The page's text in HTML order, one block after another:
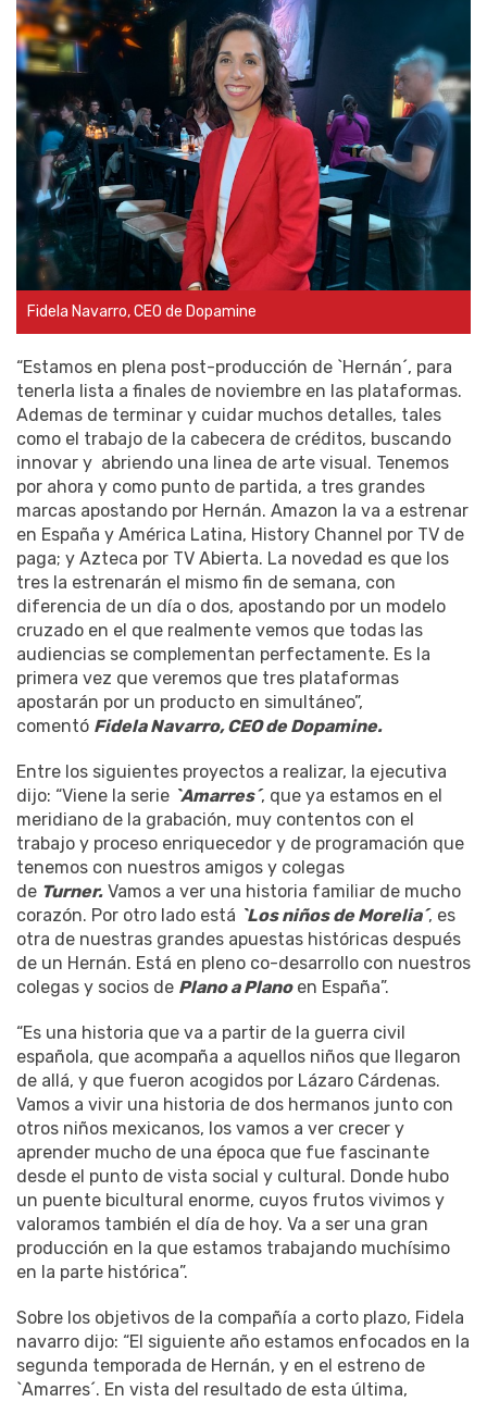
Fidela Navarro, CEO de Dopamine
“Estamos en plena post-producción de `Hernán´, para
tenerla lista a finales de noviembre en las plataformas.
Ademas de terminar y cuidar muchos detalles, tales
como el trabajo de la cabecera de créditos, buscando
innovar y abriendo una linea de arte visual. Tenemos
por ahora y como punto de partida, a tres grandes
marcas apostando por Hernán. Amazon la va a estrenar
en España y América Latina, History Channel por TV de
paga; y Azteca por TV Abierta. La novedad es que los
tres la estrenarán el mismo fin de semana, con
diferencia de un día o dos, apostando por un modelo
cruzado en el que realmente vemos que todas las
audiencias se complementan perfectamente. Es la
primera vez que veremos que tres plataformas
apostarán por un producto en simultáneo”,
comentó Fidela Navarro, CEO de Dopamine.
Entre los siguientes proyectos a realizar, la ejecutiva
dijo: “Viene la serie `Amarres´, que ya estamos en el
meridiano de la grabación, muy contentos con el
trabajo y proceso enriquecedor y de programación que
tenemos con nuestros amigos y colegas
de Turner. Vamos a ver una historia familiar de mucho
corazón. Por otro lado está `Los niños de Morelia´, es
otra de nuestras grandes apuestas históricas después
de un Hernán. Está en pleno co-desarrollo con nuestros
colegas y socios de Plano a Planoen España”.
“Es una historia que va a partir de la guerra civil
española, que acompaña a aquellos niños que llegaron
de allá, y que fueron acogidos por Lázaro Cárdenas.
Vamos a vivir una historia de dos hermanos junto con
otros niños mexicanos, los vamos a ver crecer y
aprender mucho de una época que fue fascinante
desde el punto de vista social y cultural. Donde hubo
un puente bicultural enorme, cuyos frutos vivimos y
valoramos también el día de hoy. Va a ser una gran
producción en la que estamos trabajando muchísimo
en la parte histórica”.
Sobre los objetivos de la compañía a corto plazo, Fidela
navarro dijo: “El siguiente año estamos enfocados en la
segunda temporada de Hernán, y en el estreno de
`Amarres´. En vista del resultado de esta última,